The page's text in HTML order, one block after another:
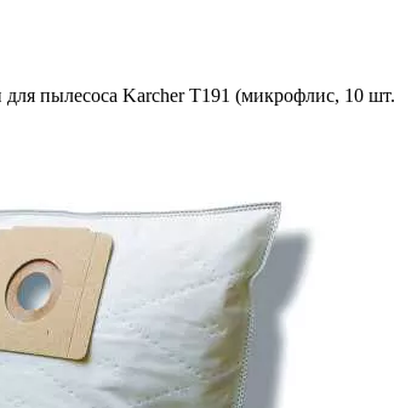
пылесоса Karcher T191 (микрофлис, 10